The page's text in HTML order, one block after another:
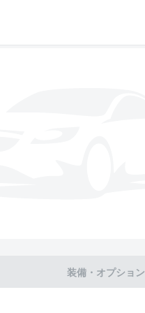
装備・オプション